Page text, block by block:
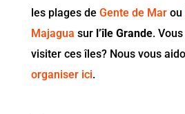
les plages de Gente de Marou
Majagua sur l’île Grande.
visiter ces îles? Nous vous
organiser ici.